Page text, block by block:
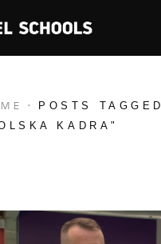
POSTS TAGGED
KADRA"